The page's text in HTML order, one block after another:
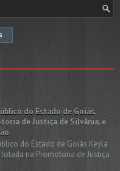
do Estado de Goiás,
de Justiça de Silvânia, é
do Estado de Goiás Keyla
na Promotoria de Justiça